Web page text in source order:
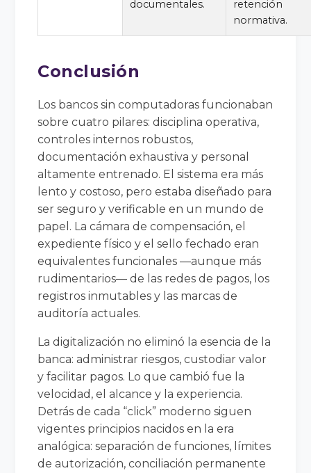
documentales.
retención
normativa.
Conclusión
Los bancos sin computadoras funcionaban
sobre cuatro pilares: disciplina operativa,
controles internos robustos,
documentación exhaustiva y personal
altamente entrenado. El sistema era más
lento y costoso, pero estaba diseñado para
ser seguro y verificable en un mundo de
papel. La cámara de compensación, el
expediente físico y el sello fechado eran
equivalentes funcionales —aunque más
rudimentarios— de las redes de pagos, los
registros inmutables y las marcas de
auditoría actuales.
La digitalización no eliminó la esencia de la
banca: administrar riesgos, custodiar valor
y facilitar pagos. Lo que cambió fue la
velocidad, el alcance y la experiencia.
Detrás de cada “click” moderno siguen
vigentes principios nacidos en la era
analógica: separación de funciones, límites
de autorización, conciliación permanente